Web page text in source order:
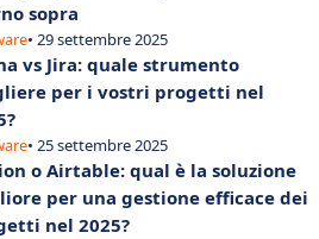
sopra
• 29 settembre 2025
vs Jira: quale strumento
per i vostri progetti nel
• 25 settembre 2025
o Airtable: qual è la soluzione
per una gestione efficace dei
nel 2025?